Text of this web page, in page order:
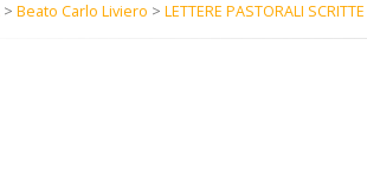
> Beato Carlo Liviero > LETTERE PASTORALI